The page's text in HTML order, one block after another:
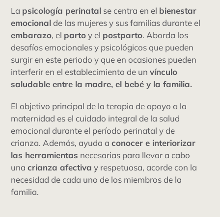
La psicología perinatal se centra en el bienestar
emocionalde las mujeres y sus familias durante el
embarazo, el partoy el postparto. Aborda los
desafíos emocionales y psicológicos que pueden
surgir en este periodo y que en ocasiones pueden
interferir en el establecimiento de unvínculo
saludable entre la madre, el bebé y la familia.
El objetivo principal de la terapia de apoyo a la
maternidad es el cuidado integral de la salud
emocional durante el período perinatal y de
crianza. Además, ayuda aconocer e interiorizar
las herramientas necesarias para llevar a cabo
unacrianza afectiva y respetuosa, acorde con la
necesidad de cada uno de los miembros de la
familia.